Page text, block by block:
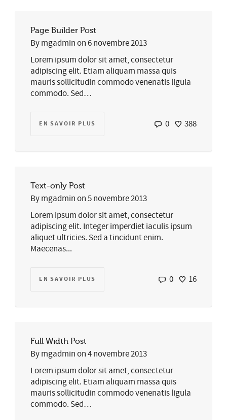
Page Builder Post
Bymgadminon6 novembre 2013
Lorem ipsum dolor sit amet, consectetur
adipiscing elit. Etiam aliquam massa quis
mauris sollicitudin commodo venenatis ligula
commodo. Sed…
EN SAVOIR PLUS 0 388
Text-only Post
Bymgadminon5 novembre 2013
Lorem ipsum dolor sit amet, consectetur
adipiscing elit. Integer imperdiet iaculis ipsum
aliquet ultricies. Sed a tincidunt enim.
Maecenas...
EN SAVOIR PLUS 0 16
Full Width Post
Bymgadminon4 novembre 2013
Lorem ipsum dolor sit amet, consectetur
adipiscing elit. Etiam aliquam massa quis
mauris sollicitudin commodo venenatis ligula
commodo. Sed…